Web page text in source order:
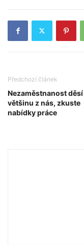
Předchozí článek
Nezaměstnanost děsí
většinu z nás, zkuste
nabídky práce